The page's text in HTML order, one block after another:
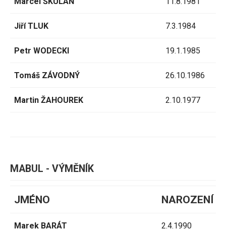
Jiří TLUK 7.3.1984
Petr WODECKI 19.1.1985
Tomáš ZÁVODNÝ 26.10.1986
Martin ŽAHOUREK 2.10.1977
MABUL - VÝMĚNÍK
JMÉNO NAROZENÍ
Marek BARÁT 2.4.1990